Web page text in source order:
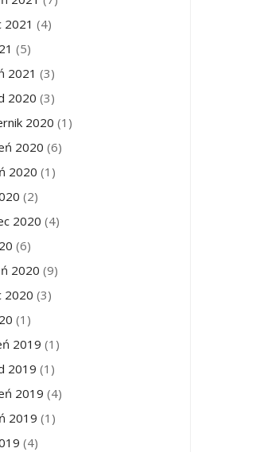
2021 (4)
(5)
2021 (3)
2020 (3)
2020 (1)
2020 (6)
2020 (1)
(2)
2020 (4)
(6)
2020 (9)
2020 (3)
(1)
2019 (1)
2019 (1)
2019 (4)
2019 (1)
(4)